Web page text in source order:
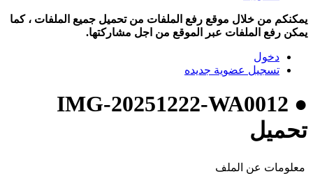
يمكنكم من خلال موقع رفع الملفات من تحميل جميع الملفات ، كما
يمكن رفع الملفات عبر الموقع من اجل مشاركتها.
دخول
تسجيل عضوية جديده
● IMG-20251222-WA0012
تحميل
معلومات عن الملف